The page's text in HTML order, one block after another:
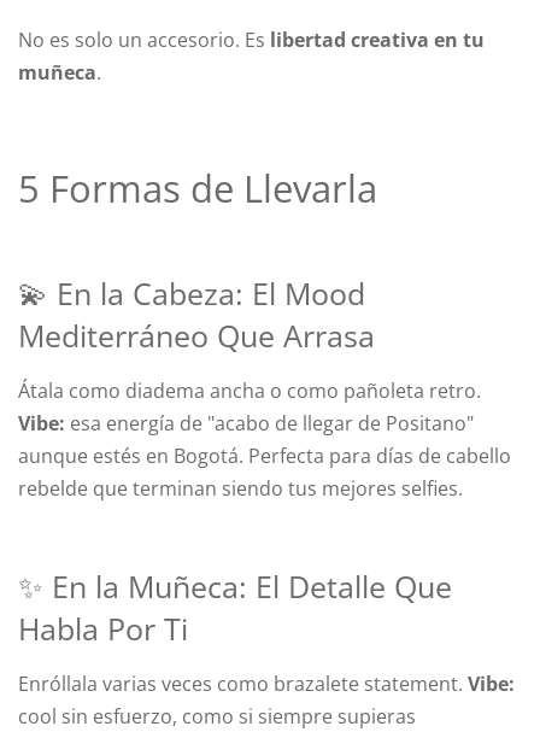
No es solo un accesorio. Es libertad creativa en tu
muñeca.
5 Formas de Llevarla
💫 En la Cabeza: El Mood
Mediterráneo Que Arrasa
Átala como diadema ancha o como pañoleta retro.
Vibe: esa energía de "acabo de llegar de Positano"
aunque estés en Bogotá. Perfecta para días de cabello
rebelde que terminan siendo tus mejores selfies.
✨ En la Muñeca: El Detalle Que
Habla Por Ti
Enróllala varias veces como brazalete statement. Vibe:
cool sin esfuerzo, como si siempre supieras